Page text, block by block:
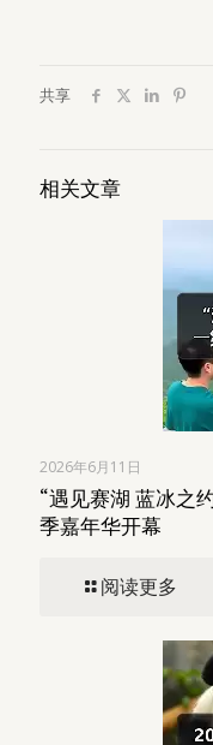
共享
相关文章
2026年6月11日
“遇见赛湖 蓝冰之
季嘉年华开幕
阅读更多